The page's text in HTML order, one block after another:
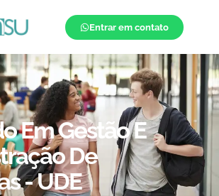
Entrar em contato
Em Gestão E
De
- UDE